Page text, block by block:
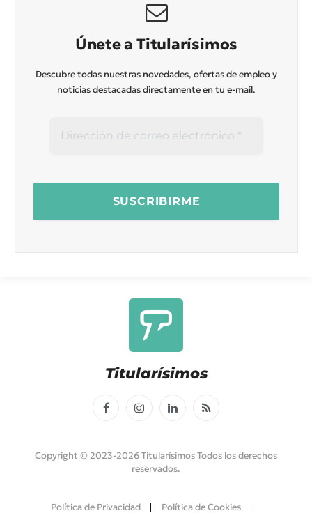
Únete a Titularísimos
Descubre todas nuestras novedades, ofertas de empleo y
noticias destacadas directamente en tu e-mail.
Titularísimos
FacebookInstagramLinkedInRSS
Copyright © 2023-2026 Titularísimos Todos los derechos
reservados.
Política de Privacidad Política de Cookies